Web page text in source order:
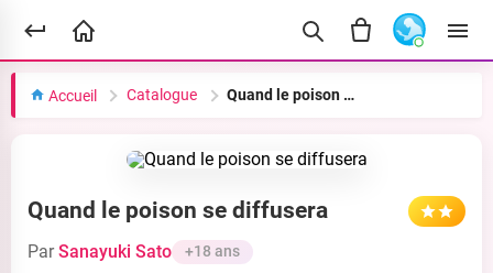
Accueil Catalogue Quand le poison se diffusera
Quand le poison se diffusera
ParSanayuki Sato +18 ans